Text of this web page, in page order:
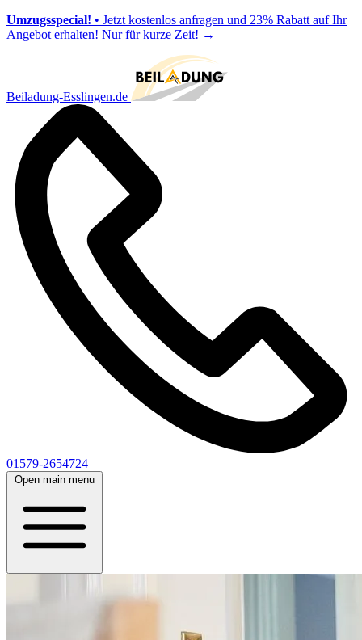
Umzugsspecial! • Jetzt kostenlos anfragen und 23% Rabatt auf Ihr
Angebot erhalten! Nur für kurze Zeit! →
Beiladung-Esslingen.de
01579-2654724
Open main menu